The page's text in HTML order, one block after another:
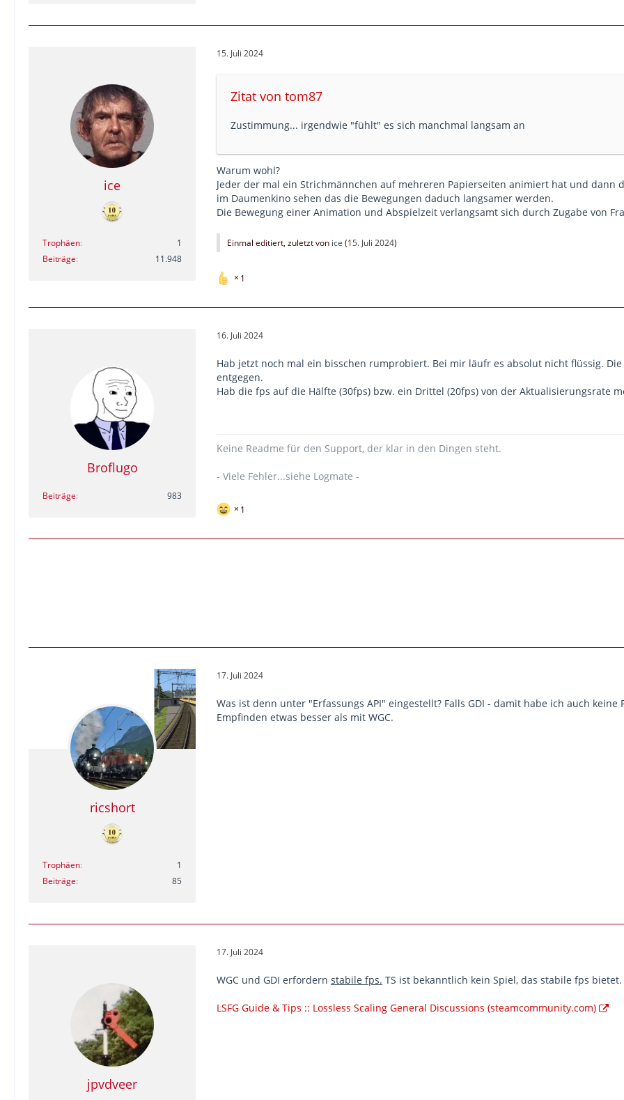
ice
Trophäen
1
Beiträge
11.948
15. Juli 2024
Zitat von tom87
Zustimmung... irgendwie "fühlt" es sich manchmal langsam an
Warum wohl?
Jeder der mal ein Strichmännchen auf mehreren Papierseiten animiert hat und
im Daumenkino sehen das die Bewegungen daduch langsamer werden.
Die Bewegung einer Animation und Abspielzeit verlangsamt sich durch Zugabe von
Einmal editiert, zuletzt von ice (15. Juli 2024)
1
Broflugo
Beiträge 983
16. Juli 2024
Hab jetzt noch mal ein bisschen rumprobiert. Bei mir läufr es absolut nicht flüssig.
entgegen.
Hab die fps auf die Hälfte (30fps) bzw. ein Drittel (20fps) von der Aktualisierungsrate
Keine Readme für den Support, der klar in den Dingen steht.
- Viele Fehler...siehe Logmate -
1
ricshort
Trophäen
1
Beiträge
85
17. Juli 2024
Was ist denn unter "Erfassungs API" eingestellt? Falls GDI - damit habe ich auch
Empfinden etwas besser als mit WGC.
jpvdveer
17. Juli 2024
WGC und GDI erfordern stabile fps. TS ist bekanntlich kein Spiel, das stabile fps
LSFG Guide & Tips :: Lossless Scaling General Discussions (steamcommunity.com)